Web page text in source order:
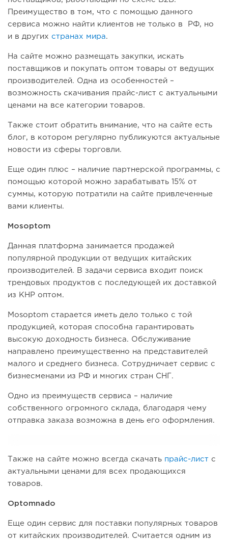
Преимущество в том, что с помощью данного
сервиса можно найти клиентов не только в РФ, но
и в других странах мира.
На сайте можно размещать закупки, искать
поставщиков и покупать оптом товары от ведущих
производителей. Одна из особенностей –
возможность скачивания прайс-лист с актуальными
ценами на все категории товаров.
Также стоит обратить внимание, что на сайте есть
блог, в котором регулярно публикуются актуальные
новости из сферы торговли.
Еще один плюс – наличие партнерской программы, с
помощью которой можно зарабатывать 15% от
суммы, которую потратили на сайте привлеченные
вами клиенты.
Mosoptom
Данная платформа занимается продажей
популярной продукции от ведущих китайских
производителей. В задачи сервиса входит поиск
трендовых продуктов с последующей их доставкой
из КНР оптом.
Mosoptom старается иметь дело только с той
продукцией, которая способна гарантировать
высокую доходность бизнеса. Обслуживание
направлено преимущественно на представителей
малого и среднего бизнеса. Сотрудничает сервис с
бизнесменами из РФ и многих стран СНГ.
Одно из преимуществ сервиса – наличие
собственного огромного склада, благодаря чему
отправка заказа возможна в день его оформления.
Также на сайте можно всегда скачать прайс-лист с
актуальными ценами для всех продающихся
товаров.
Optomnado
Еще один сервис для поставки популярных товаров
от китайских производителей. Считается одним из